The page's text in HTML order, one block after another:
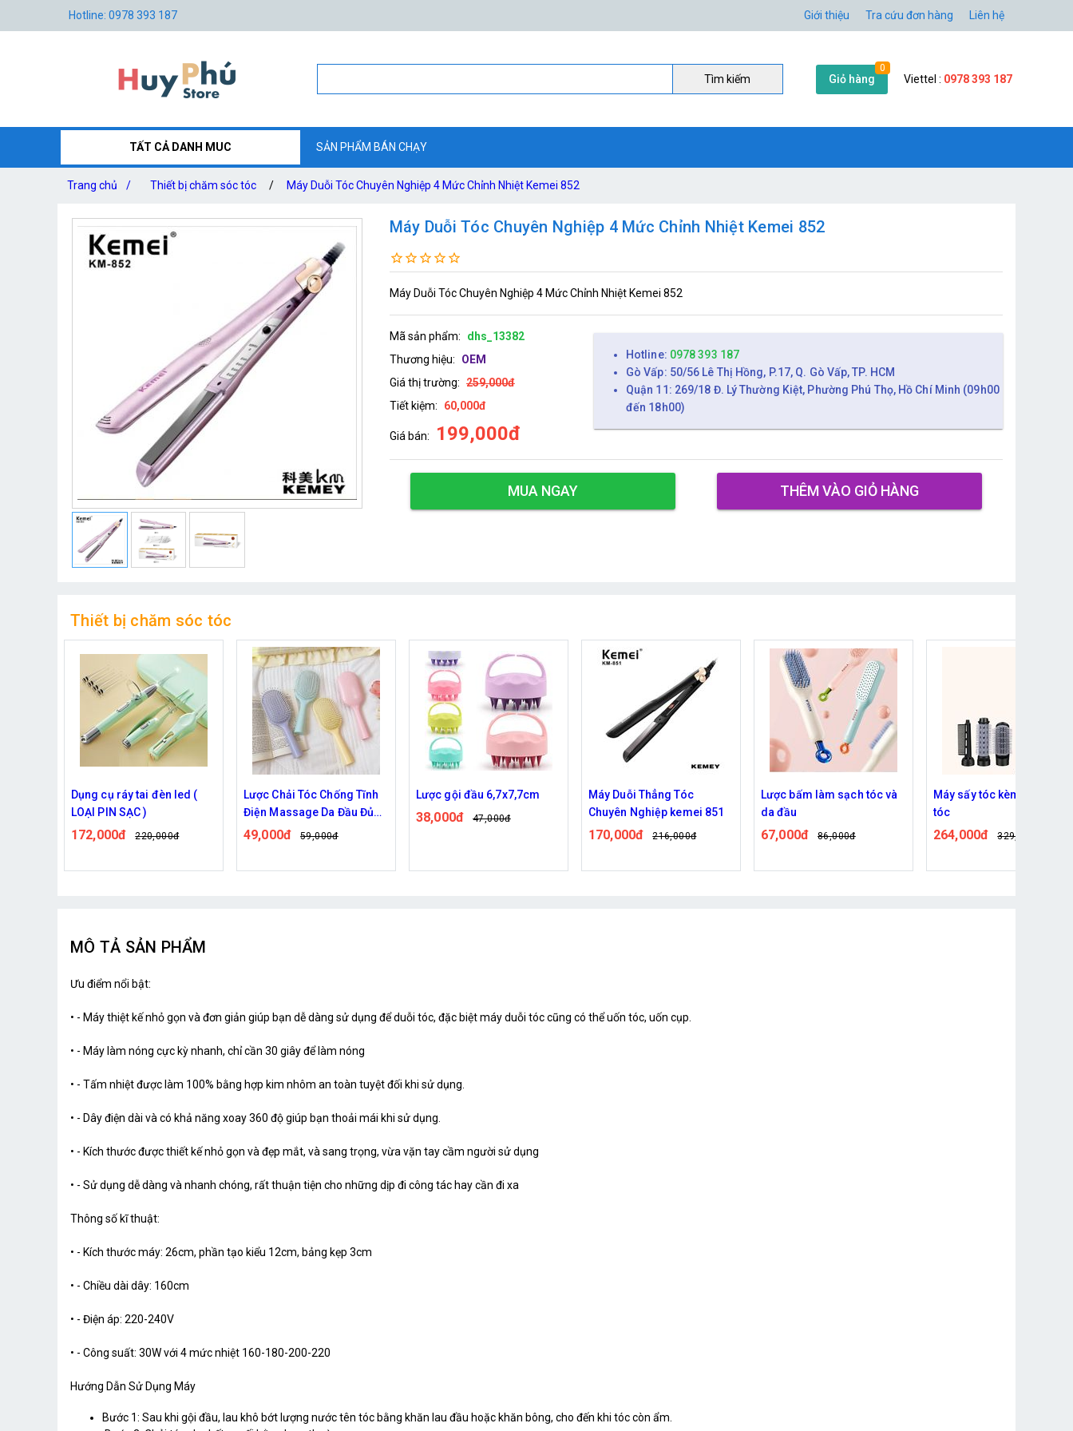
Hotline: 0978 393 187 Giới thiệu Tra cứu đơn hàng Liên hệ
Tìm kiếm Giỏ hàng
0
Viettel : 0978 393 187
TẤT CẢ DANH MUC SẢN PHẨM BÁN CHẠY
Trang chủ / Thiết bị chăm sóc tóc / Máy Duỗi Tóc Chuyên Nghiệp 4 Mức Chỉnh Nhiệt Kemei 852
Máy Duỗi Tóc Chuyên Nghiệp 4 Mức Chỉnh Nhiệt Kemei 852
Máy Duỗi Tóc Chuyên Nghiệp 4 Mức Chỉnh Nhiệt Kemei 852
Mã sản phẩm:
dhs_13382
Thương hiệu:
OEM
Giá thị trường: 259,000đ
Tiết kiệm:
60,000đ
Giá bán: 199,000đ
Hotline: 0978 393 187
Gò Vấp: 50/56 Lê Thị Hồng, P.17, Q. Gò Vấp, TP. HCM
Quận 11: 269/18 Đ. Lý Thường Kiệt, Phường Phú Thọ, Hồ Chí Minh (09h00
đến 18h00)
MUA NGAY THÊM VÀO GIỎ HÀNG
Thiết bị chăm sóc tóc
Dụng cụ ráy tai đèn led (
LOẠI PIN SẠC )
172,000đ 220,000đ
Lược Chải Tóc Chống Tĩnh
Điện Massage Da Đầu Đủ
Màu
49,000đ 59,000đ
Lược gội đầu 6,7x7,7cm
38,000đ 47,000đ
Máy Duỗi Thẳng Tóc
Chuyên Nghiệp kemei 851
170,000đ 216,000đ
Lược bấm làm sạch tóc và
da đầu
67,000đ 86,000đ
Máy sấy tóc kèm 3 đầu
tóc
264,000đ 329,000đ
MÔ TẢ SẢN PHẨM
Ưu điểm nổi bật:
• - Máy thiệt kế nhỏ gọn và đơn giản giúp bạn dễ dàng sử dụng để duỗi tóc, đặc biệt máy duỗi tóc cũng có thể uốn tóc, uốn cụp.
• - Máy làm nóng cực kỳ nhanh, chỉ cần 30 giây để làm nóng
• - Tấm nhiệt được làm 100% bằng hợp kim nhôm an toàn tuyệt đối khi sử dụng.
• - Dây điện dài và có khả năng xoay 360 độ giúp bạn thoải mái khi sử dụng.
• - Kích thước được thiết kế nhỏ gọn và đẹp mắt, và sang trọng, vừa vặn tay cầm người sử dụng
• - Sử dụng dễ dàng và nhanh chóng, rất thuận tiện cho những dịp đi công tác hay cần đi xa
Thông số kĩ thuật:
• - Kích thước máy: 26cm, phần tạo kiểu 12cm, bảng kẹp 3cm
• - Chiều dài dây: 160cm
• - Điện áp: 220-240V
• - Công suất: 30W với 4 mức nhiệt 160-180-200-220
Hướng Dẫn Sử Dụng Máy
Bước 1: Sau khi gội đầu, lau khô bớt lượng nước tên tóc bằng khăn lau đầu hoặc khăn bông, cho đến khi tóc còn ẩm.